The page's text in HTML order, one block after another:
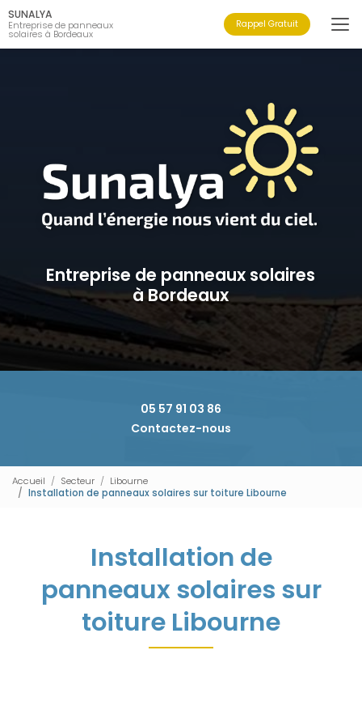
Aller
au
contenu
principal
SUNALYA
Entreprise de panneaux
solaires à Bordeaux
Rappel Gratuit
Entreprise de panneaux solaires
à Bordeaux
05 57 91 03 86
Contactez-nous
Accueil Secteur
Libourne
Installation de panneaux solaires sur toiture Libourne
Installation de
panneaux solaires sur
toiture Libourne